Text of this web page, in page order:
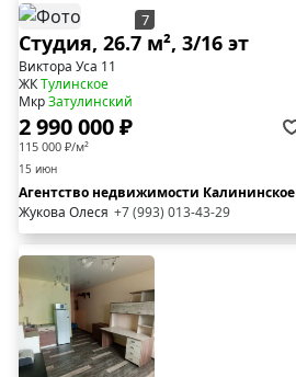
7
Студия, 26.7 м², 3/16 эт
Виктора Уса 11
ЖКТулинское
МкрЗатулинский
2 990 000 ₽
115 000 ₽/м²
15 июн
Агентство недвижимости Калининское
Жукова Олеся +7 (993) 013-43-29